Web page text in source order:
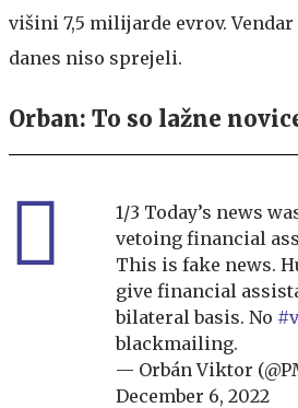
višini 7,5 milijarde evrov.
danes niso sprejeli.
Orban: To so lažne
1/3 Today’s news
vetoing financial
This is fake news.
give financial
bilateral basis. No
blackmailing.
— Orbán Viktor
December 6, 2022